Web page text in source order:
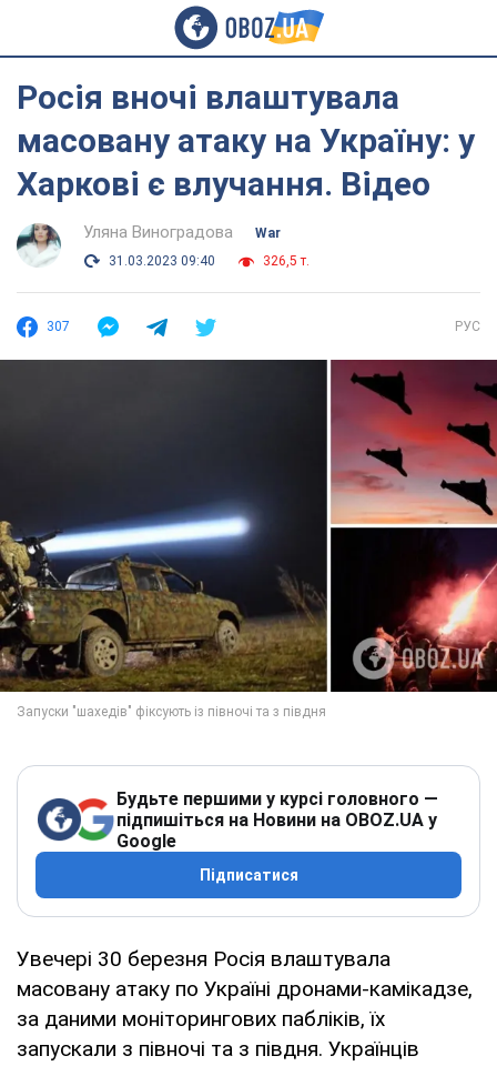
Росія вночі влаштувала
масовану атаку на Україну: у
Харкові є влучання. Відео
Уляна Виноградова
War
31.03.2023 09:40
326,5 т.
307 РУС
Будьте першими у курсі головного —
підпишіться на Новини на OBOZ.UA у
Google
Підписатися
Увечері 30 березня Росія влаштувала
масовану атаку по Україні дронами-камікадзе,
за даними моніторингових пабліків, їх
запускали з півночі та з півдня. Українців